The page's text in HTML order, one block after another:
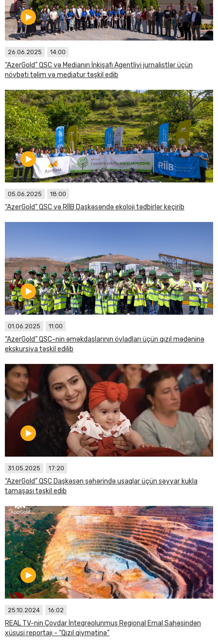
26.06.2025 14:00
“AzerGold” QSC və Medianın İnkişafı Agentliyi jurnalistlər üçün
növbəti təlim və mediatur təşkil edib
05.06.2025 18:00
“AzerGold” QSC və RİİB Daşkəsəndə ekoloji tədbirlər keçirib
01.06.2025 11:00
“AzerGold” QSC-nin əməkdaşlarının övladları üçün qızıl mədəninə
ekskursiya təşkil edilib
31.05.2025 17:20
“AzerGold” QSC Daşkəsən şəhərində uşaqlar üçün səyyar kukla
tamaşası təşkil edib
25.10.2024 16:02
REAL TV-nin Çovdar İnteqrəolunmuş Regional Emal Sahəsindən
xüsusi reportajı - “Qızıl qiymətinə”